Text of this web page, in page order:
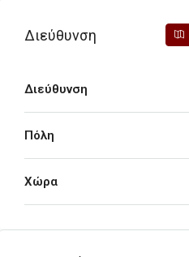
Διεύθυνση
Διεύθυνση
Πόλη
Χώρα